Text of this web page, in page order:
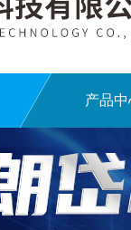
产品中